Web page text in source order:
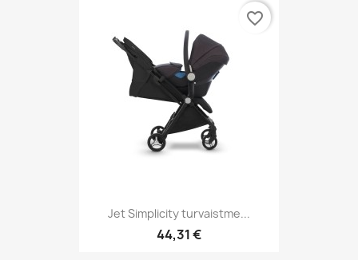
Jet Simplicity turvaistme...
44,31 €
favorite_border